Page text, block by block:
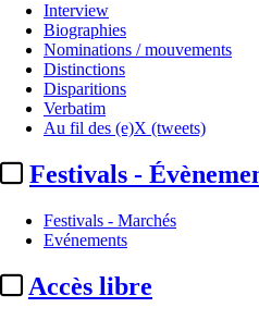
Interview
Biographies
Nominations / mouvements
Distinctions
Disparitions
Verbatim
Au fil des (e)X (tweets)
Festivals -
Festivals - Marchés
Evénements
Accès libre
Emmy Awards
Pitt » et « ...